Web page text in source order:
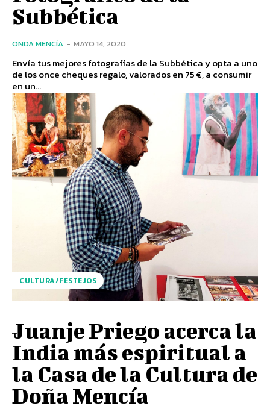
Subbética
ONDA MENCÍA - MAYO 14, 2020
Envía tus mejores fotografías de la Subbética y opta a uno
de los once cheques regalo, valorados en 75 €, a consumir
en un...
CULTURA/FESTEJOS
Juanje Priego acerca la
India más espiritual a
la Casa de la Cultura de
Doña Mencía